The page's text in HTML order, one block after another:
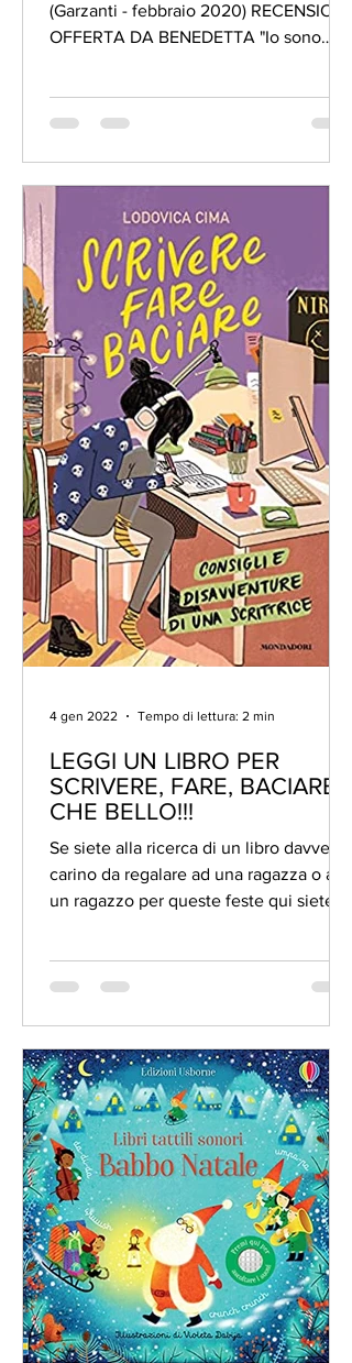
(Garzanti - febbraio 2020) RECENSIONE
OFFERTA DA BENEDETTA "Io sono
LEGGI UN LIBRO PER
SCRIVERE, FARE, BACIARE,
CHE BELLO!!!
Se siete alla ricerca di un libro davvero
carino da regalare ad una ragazza o ad
un ragazzo per queste feste qui siete
4 gen 2022 Tempo di lettura: 2 min